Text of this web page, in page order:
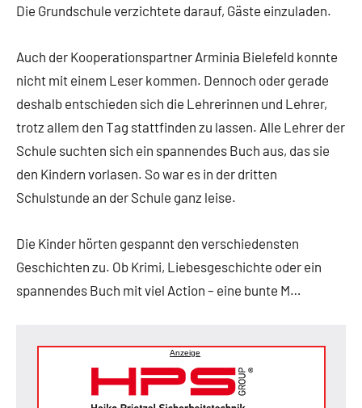
Die Grundschule verzichtete darauf, Gäste einzuladen.
Auch der Kooperationspartner Arminia Bielefeld konnte
nicht mit einem Leser kommen. Dennoch oder gerade
deshalb entschieden sich die Lehrerinnen und Lehrer,
trotz allem den Tag stattfinden zu lassen. Alle Lehrer der
Schule suchten sich ein spannendes Buch aus, das sie
den Kindern vorlasen. So war es in der dritten
Schulstunde an der Schule ganz leise.
Die Kinder hörten gespannt den verschiedensten
Geschichten zu. Ob Krimi, Liebesgeschichte oder ein
spannendes Buch mit viel Action – eine bunte M…
Anzeige